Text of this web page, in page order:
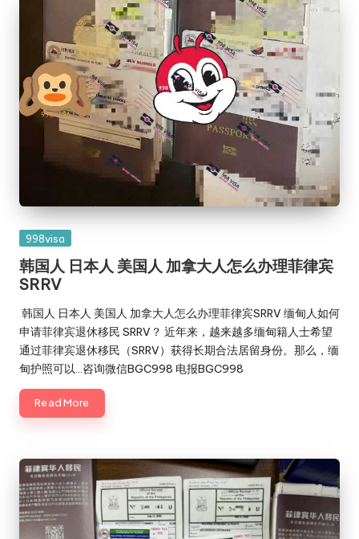
Posted
in
998visa
韩国人 日本人 美国人 加拿大人怎么办理菲律宾
SRRV
韩国人 日本人 美国人 加拿大人怎么办理菲律宾SRRV 缅甸人如何
申请菲律宾退休移民 SRRV？ 近年来，越来越多缅甸籍人士希望
通过菲律宾退休移民（SRRV）获得长期合法居留身份。那么，缅
甸护照可以…咨询微信BGC998 电报BGC998
Read More